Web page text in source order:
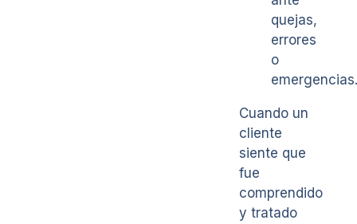
quejas,
errores
o
emergencias.
Cuando un
cliente
siente que
fue
comprendido
y tratado